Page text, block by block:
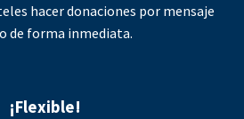
hacer donaciones por mensaje
de forma inmediata.
¡Flexible!